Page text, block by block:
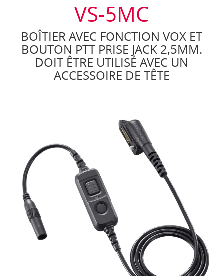
VS-5MC
BOÎTIER AVEC FONCTION VOX ET
BOUTON PTT PRISE JACK 2,5MM.
DOIT ÊTRE UTILISÉ AVEC UN
ACCESSOIRE DE TÊTE